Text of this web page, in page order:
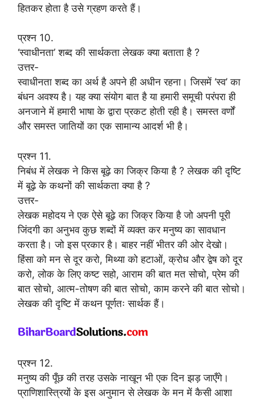
हितकर होता है उसे ग्रहण करते हैं।
प्रश्न 10.
‘स्वाधीनता’ शब्द की सार्थकता लेखक क्या बताता है ?
उत्तर-
स्वाधीनता शब्द का अर्थ है अपने ही अधीन रहना। जिसमें ‘स्व’ का
बंधन अवश्य है। यह क्या संयोग बात है या हमारी समूची परंपरा ही
अनजाने में हमारी भाषा के द्वारा प्रकट होती रही है। समस्त वर्णों
और समस्त जातियों का एक सामान्य आदर्श भी है।
प्रश्न 11.
निबंध में लेखक ने किस बूढ़े का जिक्र किया है ? लेखक की दृष्टि
में बूढ़े के कथनों की सार्थकता क्या है ?
उत्तर-
लेखक महोदय ने एक ऐसे बूढ़े का जिक्र किया है जो अपनी पूरी
जिंदगी का अनुभव कुछ शब्दों में व्यक्त कर मनुष्य का सावधान
करता है। जो इस प्रकार है। बाहर नहीं भीतर की ओर देखो।
हिंसा को मन से दूर करो, मिथ्या को हटाओं, क्रोध और द्वेष को दूर
करो, लोक के लिए कष्ट सहो, आराम की बात मत सोचो, प्रेम की
बात सोचो, आत्म-तोषण की बात सोचो, काम करने की बात सोचो।
लेखक की दृष्टि में कथन पूर्णतः सार्थक हैं।
प्रश्न 12.
मनुष्य की पूँछ की तरह उसके नाखून भी एक दिन झड़ जाएँगे।
प्राणिशास्त्रियों के इस अनुमान से लेखक के मन में कैसी आशा